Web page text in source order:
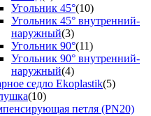
Угольник 45°(10)
Угольник 45° внутренний-
наружный(3)
Угольник 90°(11)
Угольник 90° внутренний-
наружный(4)
седло Ekoplastik(5)
(10)
петля (PN20)